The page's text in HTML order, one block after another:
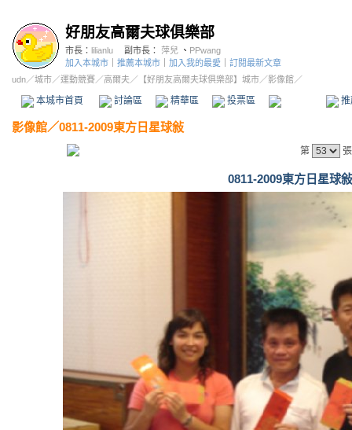
好朋友高爾夫球俱樂部
市長： lilianlu 副市長： 萍兒 、 PPwang
加入本城市
推薦本城市 加入我的最愛
訂閱最新文章
udn／城市／運動競賽／高爾夫／ 【好朋友高爾夫球俱樂部】城市／影像館／
本城市首頁 討論區 精華區 投票區 影像館
影像館／0811-2009東方日星球敍
第
0811-2009東方日星球